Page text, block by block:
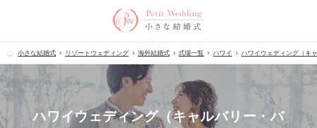
小さな結婚式 リゾートウェディング 海外結婚式 式場一覧 ハワイ ハワイウェディング（キ
ハワイウェディング（キャルバリー・バ